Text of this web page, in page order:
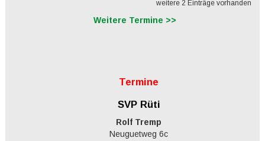
weitere 2 Einträge vorhanden
Weitere Termine >>
Termine
SVP Rüti
Rolf Tremp
Neuguetweg 6c